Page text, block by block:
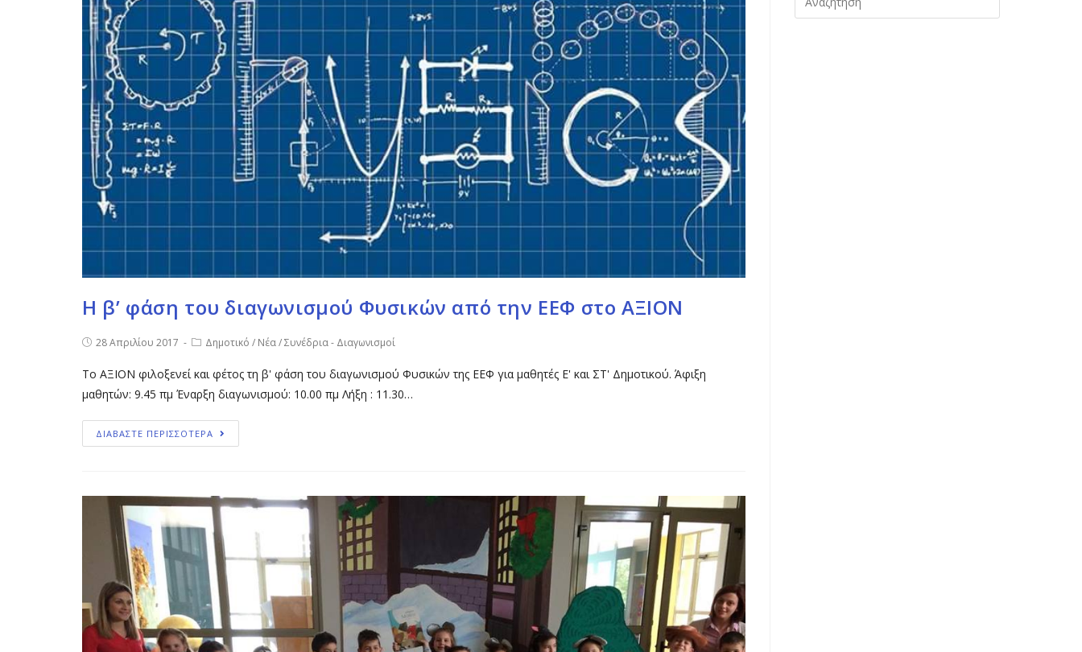
Η β’ φάση του διαγωνισμού Φυσικών από την ΕΕΦ στο ΑΞΙΟΝ
28 Απριλίου 2017 Δημοτικό / Νέα/Συνέδρια - Διαγωνισμοί
Το ΑΞΙΟΝ φιλοξενεί και φέτος τη β' φάση του διαγωνισμού Φυσικών της ΕΕΦ για μαθητές Ε' και ΣΤ' Δημοτικού. Άφιξη
μαθητών: 9.45 πμ Έναρξη διαγωνισμού: 10.00 πμ Λήξη : 11.30…
ΔΙΑΒΑΣΤΕ ΠΕΡΙΣΣΟΤΕΡΑ